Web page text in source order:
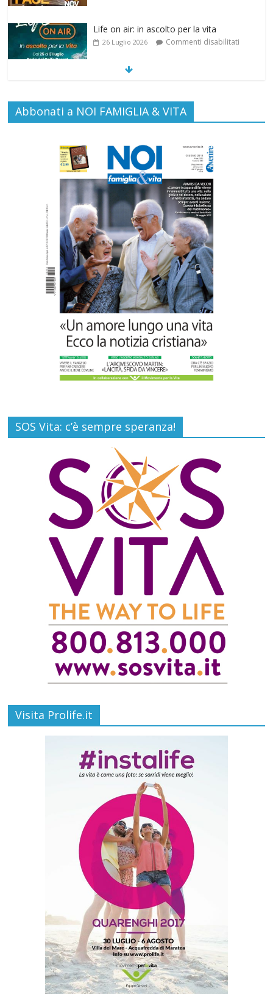
SAMARITANI 2.0: la risposta di Federvita
Gino Soldera nominato Membro della
Carlo Casini, “giusto” perché testimone
della carità sociale
7 Agosto 2026 Commenti disabilitati
Abbonati a NOI FAMIGLIA & VITA
SOS Vita: c’è sempre speranza!
Visita Prolife.it